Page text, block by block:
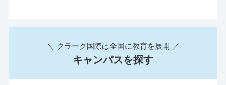
＼ クラーク国際は全国に教育を展開 ／
キャンパスを探す